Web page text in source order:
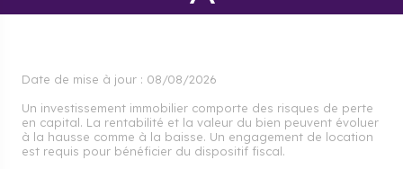
Date de mise à jour : 08/08/2026
Un investissement immobilier comporte des risques de perte
en capital. La rentabilité et la valeur du bien peuvent évoluer
à la hausse comme à la baisse. Un engagement de location
est requis pour bénéficier du dispositif fiscal.